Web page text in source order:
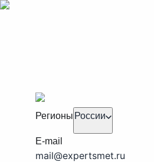
Регионы России
E-mail
mail@expertsmet.ru